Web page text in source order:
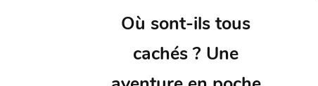
Où sont-ils tous
cachés ? Une